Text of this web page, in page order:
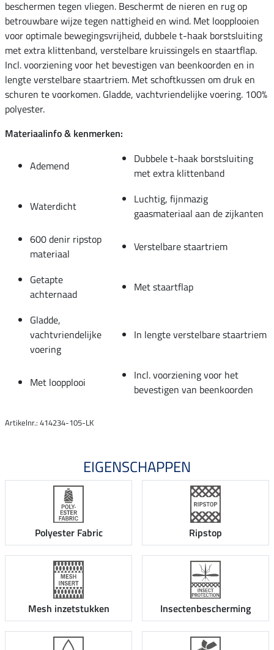
beschermen tegen vliegen. Beschermt de nieren en rug op
betrouwbare wijze tegen nattigheid en wind. Met loopplooien
voor optimale bewegingsvrijheid, dubbele t-haak borstsluiting
met extra klittenband, verstelbare kruissingels en staartflap.
Incl. voorziening voor het bevestigen van beenkoorden en in
lengte verstelbare staartriem. Met schoftkussen om druk en
schuren te voorkomen. Gladde, vachtvriendelijke voering. 100%
polyester.
Materiaalinfo & kenmerken:
Ademend
Dubbele t-haak borstsluiting
met extra klittenband
Waterdicht
Luchtig, fijnmazig
gaasmateriaal aan de zijkanten
600 denir ripstop
materiaal
Verstelbare staartriem
Getapte
achternaad
Met staartflap
Gladde,
vachtvriendelijke
voering
In lengte verstelbare staartriem
Met loopplooi
Incl. voorziening voor het
bevestigen van beenkoorden
Artikelnr.: 414234-105-LK
EIGENSCHAPPEN
Polyester Fabric Ripstop
Mesh inzetstukken Insectenbescherming